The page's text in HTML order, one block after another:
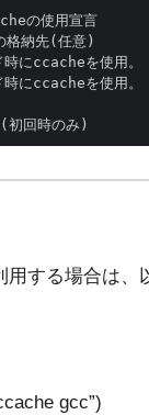
の使用宣言
納先(任意)
ccacheを使用。
ccacheを使用。
する場合は、
gcc”)